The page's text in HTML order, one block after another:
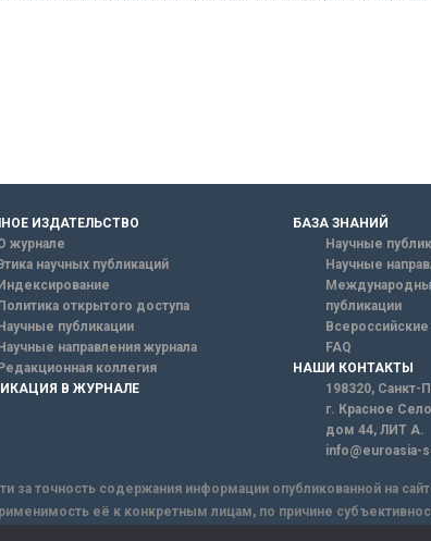
ИЗДАТЕЛЬСТВО
журнале
научных публикаций
Индексирование
Политика открытого доступа
Научные публикации
Научные направления журнала
Редакционная коллегия
В ЖУРНАЛЕ
БАЗА ЗНАНИЙ
Научные
Научные
публикации
FAQ
НАШИ КОНТАКТЫ
198320, Санкт-
г. Красное
дом 44, ЛИТ А.
info@euroasia-
за точность содержания информации опубликованной на
её к конкретным лицам, по причине